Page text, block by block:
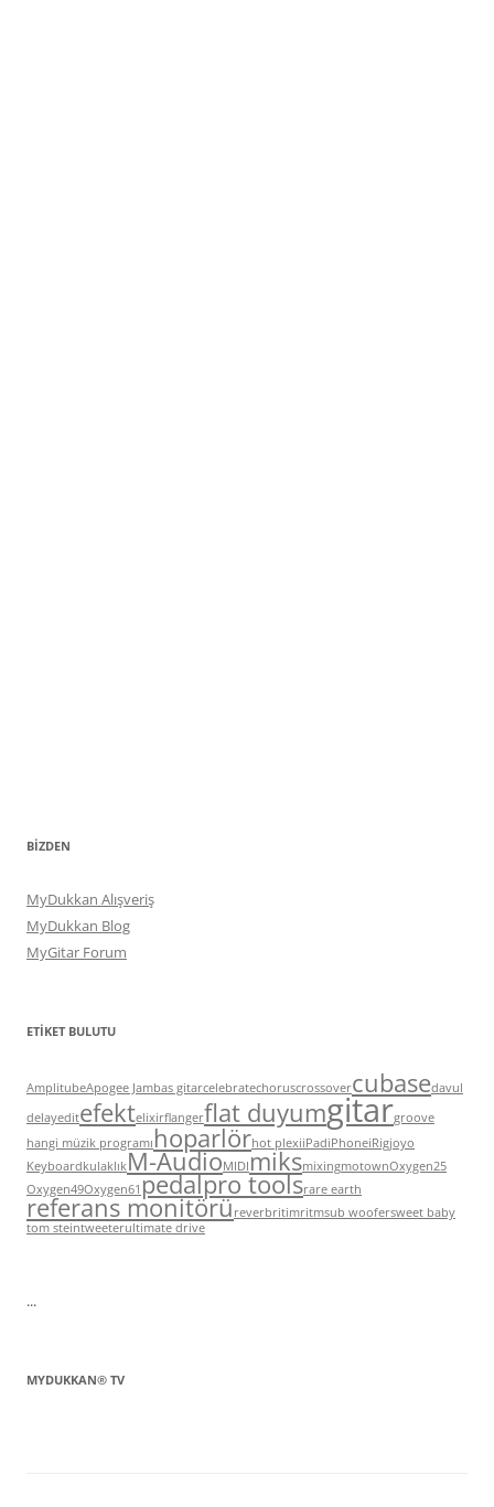
BIZDEN
MyDukkan Alışveriş
MyDukkan Blog
MyGitar Forum
ETIKET BULUTU
AmplitubeApogee Jambas gitarcelebratechoruscrossovercubasedavul
delayeditefektelixirflangerflat duyumgitargroove
hangi müzik programı hoparlörhot plexiiPadiPhoneiRigjoyo
Keyboardkulaklık M-AudioMIDImiksmixingmotownOxygen25
Oxygen49Oxygen61pedalpro toolsrare earth
referans monitörüreverbritimritmsub woofersweet baby
tom steintweeterultimate drive
...
MYDUKKAN® TV